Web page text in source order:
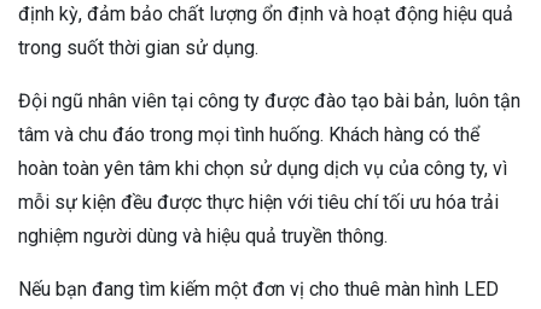
định kỳ, đảm bảo chất lượng ổn định và hoạt động hiệu quả
trong suốt thời gian sử dụng.
Đội ngũ nhân viên tại công ty được đào tạo bài bản, luôn tận
tâm và chu đáo trong mọi tình huống. Khách hàng có thể
hoàn toàn yên tâm khi chọn sử dụng dịch vụ của công ty, vì
mỗi sự kiện đều được thực hiện với tiêu chí tối ưu hóa trải
nghiệm người dùng và hiệu quả truyền thông.
Nếu bạn đang tìm kiếm một đơn vị cho thuê màn hình LED